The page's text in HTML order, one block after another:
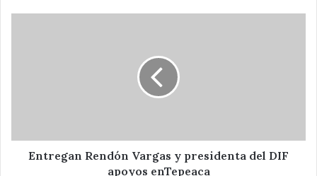
enTepeaca
Entregan Rendón Vargas y presidenta del DIF
apoyos enTepeaca